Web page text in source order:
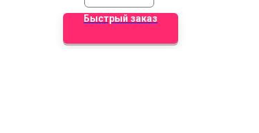
Быстрый заказ